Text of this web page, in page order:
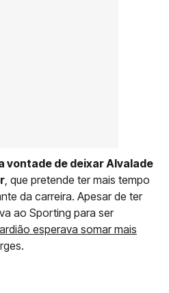
vontade de deixar Alvalade
, que pretende ter mais tempo
da carreira. Apesar de ter
ao Sporting para ser
esperava somar mais